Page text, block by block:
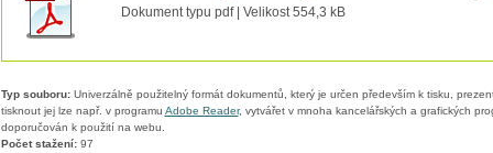
Dokument typu pdf | Velikost 554,3 kB
Typ souboru:Univerzálně použitelný formát dokumentů, který je určen především k tisku,
tisknout jej lze např. v programu Adobe Reader, vytvářet v mnoha kancelářských a grafických
doporučován k použití na webu.
Počet stažení:97